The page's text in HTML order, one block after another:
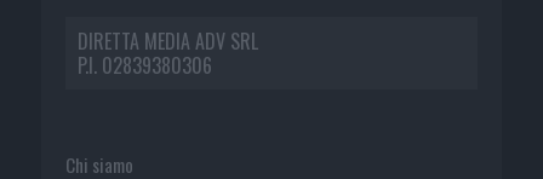
DIRETTA MEDIA ADV SRL
P.I. 02839380306
Chi siamo